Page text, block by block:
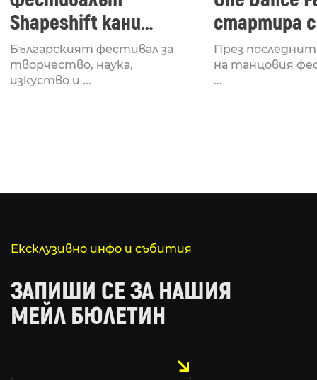
Shapeshift кани
Fabrizio Mammarella
за откриването си
Българският фестивал за
творчество, наука,
изкуство и ...
стартира
Lucid,
рейв
През
на танцовия
...
Ексклузивно инфо и събития
ЗАПИШИ СЕ ЗА НАШИЯ
МЕЙЛ БЮЛЕТИН